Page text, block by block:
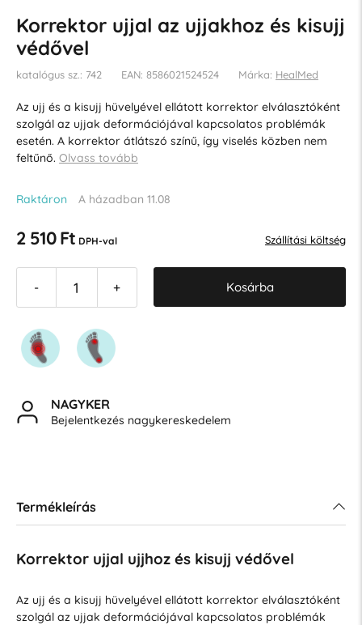
Korrektor ujjal az ujjakhoz és kisujj
védővel
katalógus sz.: 742 EAN: 8586021524524 Márka: HealMed
Az ujj és a kisujj hüvelyével ellátott korrektor elválasztóként
szolgál az ujjak deformációjával kapcsolatos problémák
esetén. A korrektor átlátszó színű, így viselés közben nem
feltűnő. Olvass tovább
Raktáron A házadban 11.08
2 510 Ft DPH-val Szállítási költség
- + Kosárba
NAGYKER
Bejelentkezés nagykereskedelem
Termékleírás
Korrektor ujjal ujjhoz és kisujj védővel
Az ujj és a kisujj hüvelyével ellátott korrektor elválasztóként
szolgál az ujjak deformációjával kapcsolatos problémák